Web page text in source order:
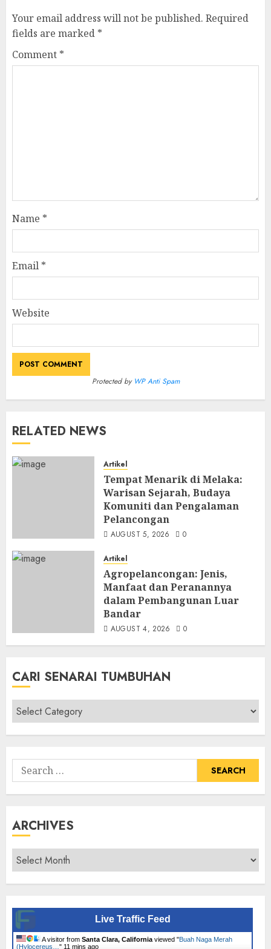
Your email address will not be published. Required
fields are marked *
Comment *
Name *
Email *
Website
Protected by WP Anti Spam
RELATED NEWS
Artikel
Tempat Menarik di Melaka:
Warisan Sejarah, Budaya
Komuniti dan Pengalaman
Pelancongan
AUGUST 5, 2026 0
Artikel
Agropelancongan: Jenis,
Manfaat dan Peranannya
dalam Pembangunan Luar
Bandar
AUGUST 4, 2026 0
CARI SENARAI TUMBUHAN
Cari
Senarai
Tumbuhan
Search
for:
ARCHIVES
Archives
Live Traffic Feed
A visitor from Santa Clara, California viewed "Buah Naga Merah
(Hylocereus… " 11 mins ago